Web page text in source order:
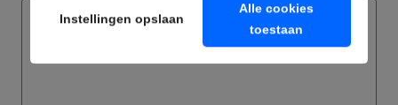
Instellingen opslaan
Alle cookies
toestaan